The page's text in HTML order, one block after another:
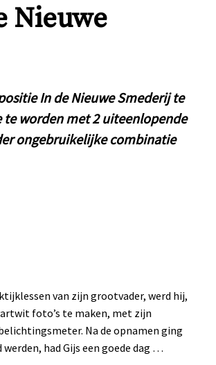
Nieuwe
In de Nieuwe Smederij te
worden met 2 uiteenlopende
ongebruikelijke combinatie
van zijn grootvader, werd hij,
foto’s te maken, met zijn
Na de opnamen ging
had Gijs een goede dag …